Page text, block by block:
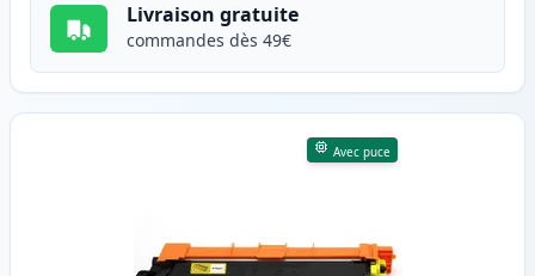
Livraison gratuite
commandes dès 49€
Avec puce